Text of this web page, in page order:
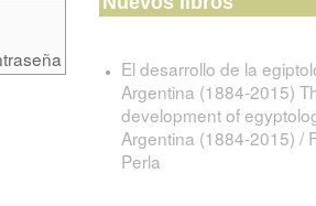
El desarrollo de la
Argentina (1884-2015)
development of
Argentina (1884-2015) /
Perla